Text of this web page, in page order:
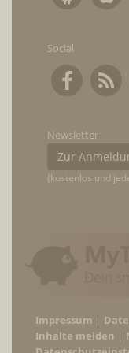
Social
Newsletter
Zur
(kostenlos und
Impressum
Inhalte melden